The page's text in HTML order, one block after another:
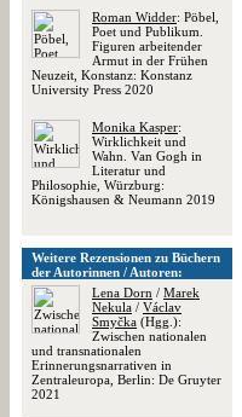
Roman Widder: Pöbel,
Poet und Publikum.
Figuren arbeitender
Armut in der Frühen
Neuzeit, Konstanz: Konstanz
University Press 2020
Monika Kasper:
Wirklichkeit und
Wahn. Van Gogh in
Literatur und
Philosophie, Würzburg:
Königshausen & Neumann 2019
Weitere Rezensionen zu Büchern
der Autorinnen / Autoren:
Lena Dorn / Marek
Nekula / Václav
Smyčka (Hgg.):
Zwischen nationalen
und transnationalen
Erinnerungsnarrativen in
Zentraleuropa, Berlin: De Gruyter
2021